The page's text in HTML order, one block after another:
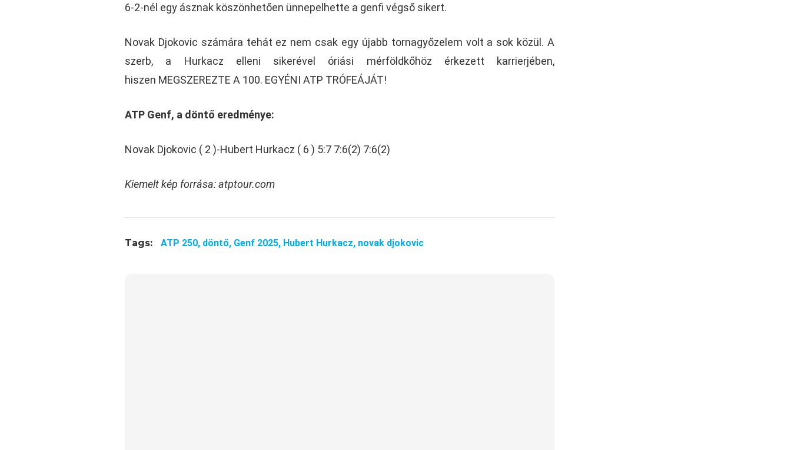
6-2-nél egy ásznak köszönhetően ünnepelhette a genfi végső sikert.
Novak Djokovic számára tehát ez nem csak egy újabb tornagyőzelem volt a sok közül. A
szerb, a Hurkacz elleni sikerével óriási mérföldkőhöz érkezett karrierjében,
hiszen MEGSZEREZTE A 100. EGYÉNI ATP TRÓFEÁJÁT!
ATP Genf, a döntő eredménye:
Novak Djokovic ( 2 )-Hubert Hurkacz ( 6 ) 5:7 7:6(2) 7:6(2)
Kiemelt kép forrása: atptour.com
Tags: ATP 250, döntő, Genf 2025, Hubert Hurkacz, novak djokovic